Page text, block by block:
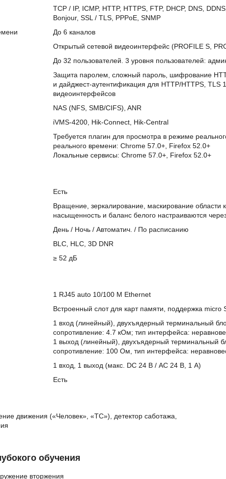
TCP / IP, ICMP, HTTP, HTTPS, FTP, DHCP, DNS,
Bonjour, SSL / TLS, PPPoE, SNMP
До 6 каналов
Открытый сетевой видеоинтерфейс (PROFILE S,
До 32 пользователей. 3 уровня пользователей:
Защита паролем, сложный пароль, шифрование
и дайджест-аутентификация для HTTP/HTTPS, TLS
видеоинтерфейсов
NAS (NFS, SMB/CIFS), ANR
iVMS-4200, Hik-Connect, Hik-Central
Требуется плагин для просмотра в режиме
реального времени: Chrome 57.0+, Firefox 52.0+
Локальные сервисы: Chrome 57.0+, Firefox 52.0+
Есть
Вращение, зеркалирование, маскирование области
насыщенность и баланс белого настраиваются
День / Ночь / Автоматич. / По расписанию
BLC, HLC, 3D DNR
≥ 52 дБ
1 RJ45 auto 10/100 М Ethernet
Встроенный слот для карт памяти, поддержка micro
1 вход (линейный), двухъядерный терминальный
сопротивление: 4.7 кОм; тип интерфейса:
1 выход (линейный), двухъядерный терминальный
сопротивление: 100 Ом, тип интерфейса:
1 вход, 1 выход (макс. DC 24 В / AC 24 В, 1 A)
Есть
движения («Человек», «ТС»), детектор саботажа,
обучения
вторжения